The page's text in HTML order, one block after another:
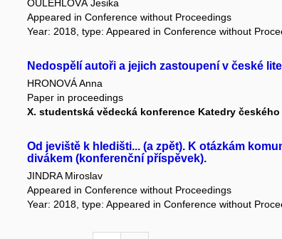
OULEHLOVÁ Jesika
Appeared in Conference without Proceedings
Year: 2018, type: Appeared in Conference without
Nedospělí autoři a jejich zastoupení v české
HRONOVÁ Anna
Paper in proceedings
X. studentská vědecká konference Katedry
Od jeviště k hledišti... (a zpět). K otázkám
divákem (konferenční příspěvek).
JINDRA Miroslav
Appeared in Conference without Proceedings
Year: 2018, type: Appeared in Conference without